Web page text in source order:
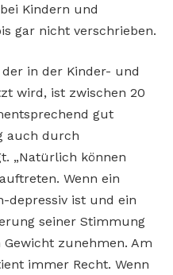
Kindern und
gar nicht verschrieben.
in der Kinder- und
wird, ist zwischen 20
gut
auch durch
„Natürlich können
Wenn ein
depressiv ist und ein
seiner Stimmung
zunehmen. Am
immer Recht. Wenn